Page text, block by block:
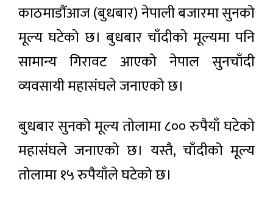
काठमाडौंआज (बुधबार) नेपाली बजारमा सुनको
मूल्य घटेको छ। बुधबार चाँदीको मूल्यमा पनि
सामान्य गिरावट आएको नेपाल सुनचाँदी
व्यवसायी महासंघले जनाएको छ।
बुधबार सुनको मूल्य तोलामा ८०० रुपैयाँ घटेको
महासंघले जनाएको छ। यस्तै, चाँदीको मूल्य
तोलामा १५ रुपैयाँले घटेको छ।